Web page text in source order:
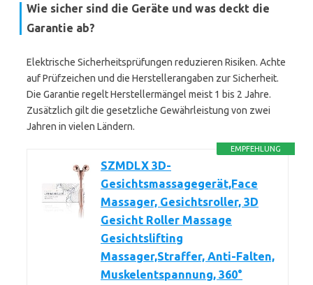
Wie sicher sind die Geräte und was deckt die
Garantie ab?
Elektrische Sicherheitsprüfungen reduzieren Risiken. Achte
auf Prüfzeichen und die Herstellerangaben zur Sicherheit.
Die Garantie regelt Herstellermängel meist 1 bis 2 Jahre.
Zusätzlich gilt die gesetzliche Gewährleistung von zwei
Jahren in vielen Ländern.
EMPFEHLUNG
SZMDLX 3D-
Gesichtsmassagegerät,Face
Massager, Gesichtsroller, 3D
Gesicht Roller Massage
Gesichtslifting
Massager,Straffer, Anti-Falten,
Muskelentspannung, 360°